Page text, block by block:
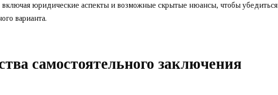
включая юридические аспекты и возможные скрытые нюансы, чтобы убедиться
варианта.
самостоятельного заключения